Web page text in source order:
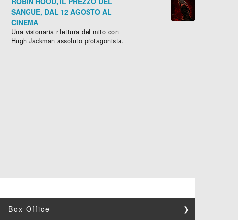
SANGUE, DAL 12 AGOSTO AL
CINEMA
Una visionaria rilettura del mito con
Hugh Jackman assoluto protagonista.
Box Office ❯